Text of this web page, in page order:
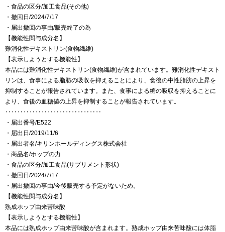
・食品の区分/加工食品(その他)
・撤回日/2024/7/17
・届出撤回の事由/販売終了の為
【機能性関与成分名】
難消化性デキストリン(食物繊維)
【表示しようとする機能性】
本品には難消化性デキストリン(食物繊維)が含まれています。難消化性デキスト
リンは、食事による脂肪の吸収を抑えることにより、食後の中性脂肪の上昇を
抑制することが報告されています。また、食事による糖の吸収を抑えることに
より、食後の血糖値の上昇を抑制することが報告されています。
‥‥‥‥‥‥‥‥‥‥‥‥‥‥‥‥
・届出番号/E522
・届出日/2019/11/6
・届出者名/キリンホールディングス株式会社
・商品名/ホップの力
・食品の区分/加工食品(サプリメント形状)
・撤回日/2024/7/17
・届出撤回の事由/今後販売する予定がないため。
【機能性関与成分名】
熟成ホップ由来苦味酸
【表示しようとする機能性】
本品には熟成ホップ由来苦味酸が含まれます。熟成ホップ由来苦味酸には体脂